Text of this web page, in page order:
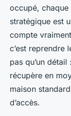
occupé, chaque
stratégique est
compte
c’est reprendre
pas qu’un
récupère en
maison
d’accès.